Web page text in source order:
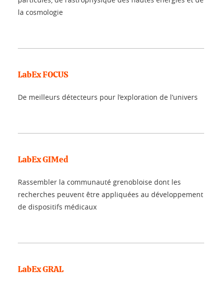
la cosmologie
LabEx FOCUS
De meilleurs détecteurs pour l’exploration de l’univers
LabEx GIMed
Rassembler la communauté grenobloise dont les
recherches peuvent être appliquées au développement
de dispositifs médicaux
LabEx GRAL